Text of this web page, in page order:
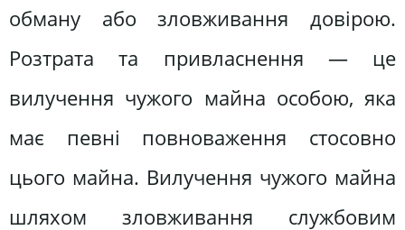
обману або зловживання довірою.
Розтрата та привласнення — це
вилучення чужого майна особою, яка
має певні повноваження стосовно
цього майна. Вилучення чужого майна
шляхом зловживання службовим